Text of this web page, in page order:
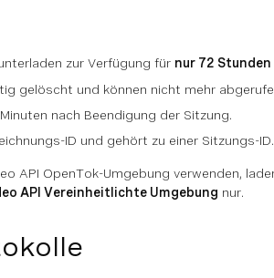
zur Verfügung für nur 72 Stunden
gelöscht und können nicht mehr
nach Beendigung der Sitzung.
ID und gehört zu einer Sitzungs-ID.
API OpenTok-Umgebung verwenden,
API Vereinheitlichte Umgebung nur.